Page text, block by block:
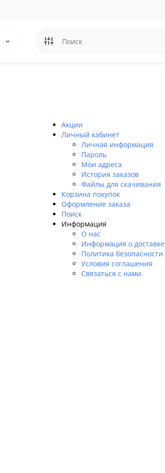
Акции
Личный кабинет
Личная информация
Пароль
Мои адреса
История заказов
Файлы для скачивания
Корзина покупок
Оформление заказа
Поиск
Информация
О нас
Информация о доставке
Политика безопасности
Условия соглашения
Связаться с нами